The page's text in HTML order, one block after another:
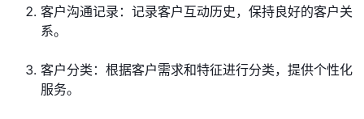
客户沟通记录：记录客户互动历史，保持良好的客户关
系。
客户分类：根据客户需求和特征进行分类，提供个性化
服务。